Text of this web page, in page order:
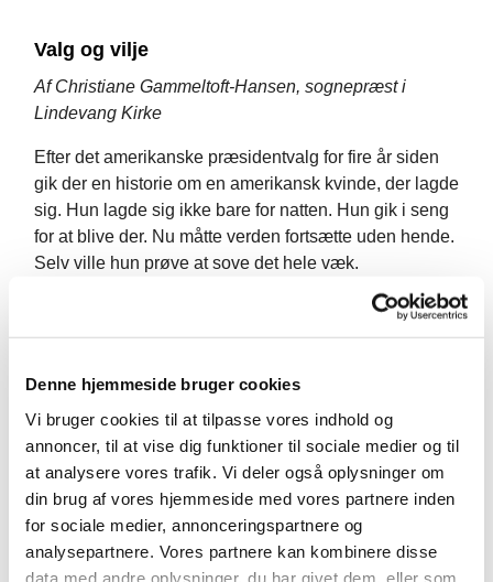
Denne hjemmeside bruger cookies
Vi bruger cookies til at tilpasse vores indhold og
annoncer, til at vise dig funktioner til sociale medier og til
at analysere vores trafik. Vi deler også oplysninger om
din brug af vores hjemmeside med vores partnere inden
for sociale medier, annonceringspartnere og
analysepartnere. Vores partnere kan kombinere disse
data med andre oplysninger, du har givet dem, eller som
Valg og vilje
Af Christiane Gammeltoft-Hansen, sognepræst i
Lindevang Kirke
Efter det amerikanske præsidentvalg for fire år siden
gik der en historie om en amerikansk kvinde, der lagde
sig. Hun lagde sig ikke bare for natten. Hun gik i seng
for at blive der. Nu måtte verden fortsætte uden hende.
Selv ville hun prøve at sove det hele væk.
Det er selvfølgelig naivt at tro, at et vinterhi kan gøre
det. At hvis man lægger sig til at sove, vil det, man ikke
kvinden kom ud af sengen, og hvis hun gjorde: gad
vide om hun så er krøbet ned i den igen? Det er på en
gang fascinerende og skræmmende af følge valget i
USA. Fascinerende som spændingsfyldt dramatik,
skræmmende fordi det ikke er fiktion, men virkelighed.
Det er et valg på den anden side af Atlanten, men vi